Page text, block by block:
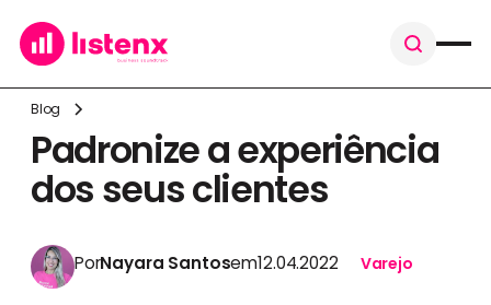
Blog
Padronize a experiência
dos seus clientes
PorNayara Santosem12.04.2022 Varejo